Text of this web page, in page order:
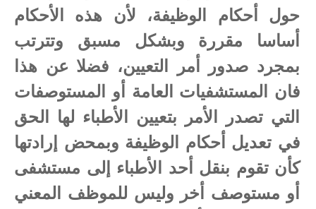
حول أحكام الوظيفة، لأن هذه الأحكام
أساسا مقررة وبشكل مسبق وتترتب
بمجرد صدور أمر التعيين، فضلا عن هذا
فان المستشفيات العامة أو المستوصفات
التي تصدر الأمر بتعيين الأطباء لها الحق
في تعديل أحكام الوظيفة وبمحض إرادتها
كأن تقوم بنقل أحد الأطباء إلى مستشفى
أو مستوصف أخر وليس للموظف المعني